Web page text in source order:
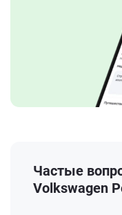
Частые
Volkswagen